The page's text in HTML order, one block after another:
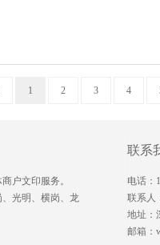
1 2 3 4
户文印服务。
光明、横岗、龙
联系
电话：
联系人
地址：
邮箱：